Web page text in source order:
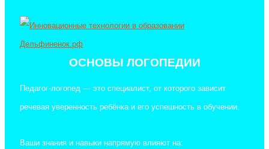
ОСНОВЫ ЛОГОПЕДИИ
Педагог-логопед — это специалист, от которого зависит
речевая уверенность ребёнка и его успешность в обучении.
Ваши знания и навыки напрямую влияют на: